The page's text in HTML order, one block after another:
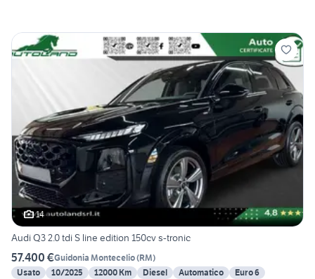
14
Audi Q3 2.0 tdi S line edition 150cv s-tronic
57.400 €Guidonia Montecelio(RM)
Usato
10/2025 12000 Km Diesel Automatico
Euro 6